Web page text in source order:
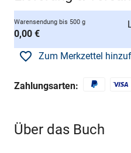
Warensendung bis 500 g
0,00 €
Zum Merkzettel
Zahlungsarten:
Über das Buch